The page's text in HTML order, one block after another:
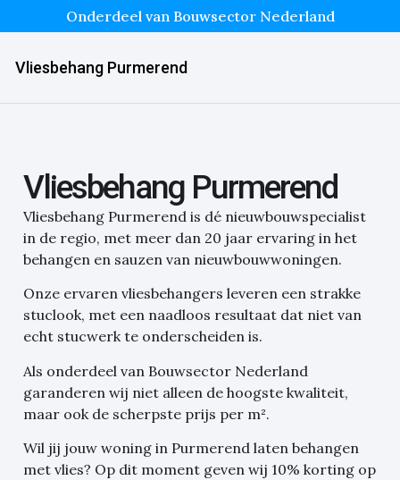
Onderdeel van Bouwsector Nederland
Vliesbehang Purmerend
Vliesbehang Purmerend
Vliesbehang Purmerend is dé nieuwbouwspecialist
in de regio, met meer dan 20 jaar ervaring in het
behangen en sauzen van nieuwbouwwoningen.
Onze ervaren vliesbehangers leveren een strakke
stuclook, met een naadloos resultaat dat niet van
echt stucwerk te onderscheiden is.
Als onderdeel van Bouwsector Nederland
garanderen wij niet alleen de hoogste kwaliteit,
maar ook de scherpste prijs per m².
Wil jij jouw woning in Purmerend laten behangen
met vlies? Op dit moment geven wij 10% korting op